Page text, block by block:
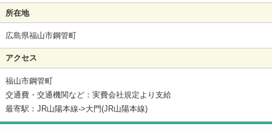
所在地
広島県福山市鋼管町
アクセス
福山市鋼管町
交通費・交通機関など：実費会社規定より支給
最寄駅：JR山陽本線->大門(JR山陽本線)